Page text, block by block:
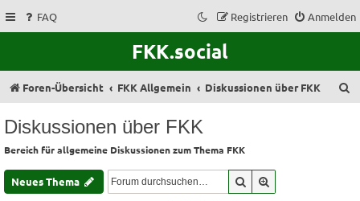
FAQ Anmelden
Registrieren
FKK.social
Foren-Übersicht FKK Allgemein Diskussionen über FKK
Diskussionen über FKK
Bereich für allgemeine Diskussionen zum Thema FKK
Neues Thema Suche